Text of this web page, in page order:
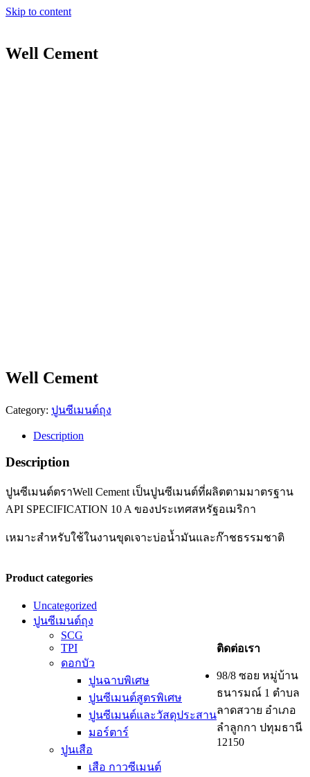
Skip to content
Well Cement
Well Cement
Category: ปูนซีเมนต์ถุง
Description
Description
ปูนซีเมนต์ตราWell Cement เป็นปูนซีเมนต์ที่ผลิตตามมาตรฐาน
API SPECIFICATION 10 A ของประเทศสหรัฐอเมริกา
เหมาะสำหรับใช้ในงานขุดเจาะบ่อน้ำมันและก๊าชธรรมชาติ
Product categories
Uncategorized
ปูนซีเมนต์ถุง
SCG
TPI
ดอกบัว
ปูนฉาบพิเศษ
ปูนซีเมนต์สูตรพิเศษ
ปูนซีเมนต์และวัสดุประสาน
มอร์ตาร์
ปูนเสือ
เสือ กาวซีเมนต์
ติดต่อเรา
98/8 ซอย หมู่บ้าน
ธนารมณ์ 1 ตำบล
ลาดสวาย อำเภอ
ลำลูกกา ปทุมธานี
12150